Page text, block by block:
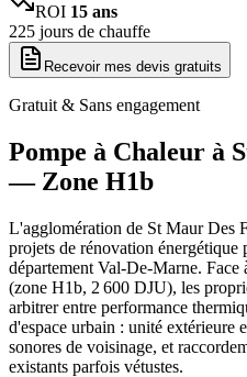
ROI 15 ans
225 jours de chauffe
Recevoir mes devis gratuits
Gratuit & Sans engagement
Pompe à Chaleur à
— Zone H1b
L'agglomération de St Maur Des
projets de rénovation énergétique
département Val-De-Marne.
(zone H1b, 2 600 DJU), les
arbitrer entre performance
d'espace urbain : unité extérieure
sonores de voisinage, et
existants parfois vétustes.